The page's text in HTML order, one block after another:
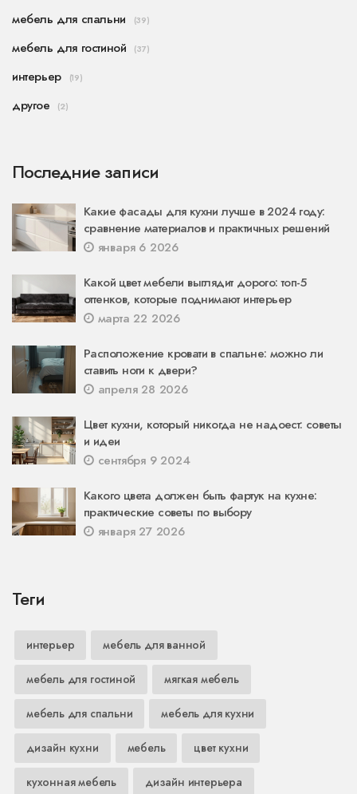
мебель для спальни (39)
мебель для гостиной (37)
интерьер (19)
другое (2)
Последние записи
Какие фасады для кухни лучше в 2024 году:
сравнение материалов и практичных решений
января 6 2026
Какой цвет мебели выглядит дорого: топ-5
оттенков, которые поднимают интерьер
марта 22 2026
Расположение кровати в спальне: можно ли
ставить ноги к двери?
апреля 28 2026
Цвет кухни, который никогда не надоест: советы
и идеи
сентября 9 2024
Какого цвета должен быть фартук на кухне:
практические советы по выбору
января 27 2026
Теги
интерьер мебель для ванной
мебель для гостиной мягкая мебель
мебель для спальни мебель для кухни
дизайн кухни мебель цвет кухни
кухонная мебель дизайн интерьера